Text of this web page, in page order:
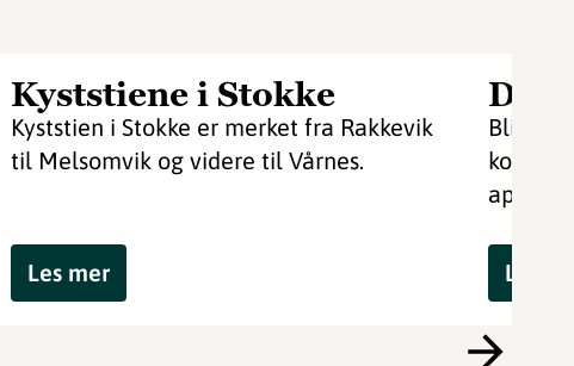
Kyststiene i Stokke
Kyststien i Stokke er merket fra Rakkevik
til Melsomvik og videre til Vårnes.
Les mer
De
Bli
april.
Les